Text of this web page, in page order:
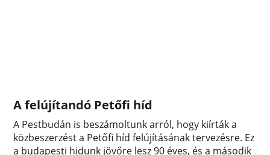
A felújítandó Petőfi híd
A Pestbudán is beszámoltunk arról, hogy kiírták a
közbeszerzést a Petőfi híd felújításának tervezésre. Ez
a budapesti hidunk jövőre lesz 90 éves, és a második